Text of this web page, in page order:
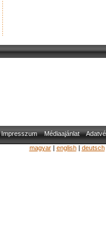
Impresszum Médiaajánlat
magyar| english| deutsch